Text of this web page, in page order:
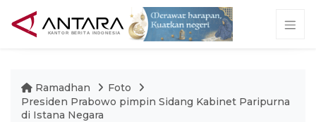
Ramadhan
Foto
Presiden Prabowo pimpin Sidang Kabinet Paripurna
di Istana Negara